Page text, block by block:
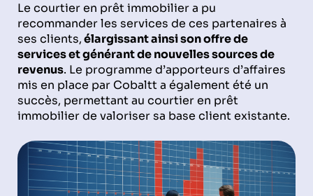
Le courtier en prêt immobilier a pu
recommander les services de ces partenaires à
ses clients,élargissant ainsi son offre de
services et générant de nouvelles sources de
revenus. Le programme d’apporteurs d’affaires
mis en place par Cobaltt a également été un
succès, permettant au courtier en prêt
immobilier de valoriser sa base client existante.